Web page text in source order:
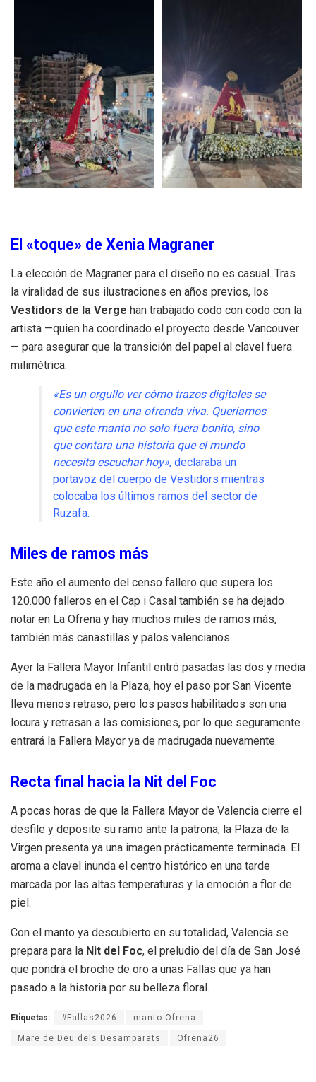
El «toque» de Xenia Magraner
La elección de Magraner para el diseño no es casual. Tras
la viralidad de sus ilustraciones en años previos, los
Vestidors de la Verge han trabajado codo con codo con la
artista —quien ha coordinado el proyecto desde Vancouver
— para asegurar que la transición del papel al clavel fuera
milimétrica.
«Es un orgullo ver cómo trazos digitales se
convierten en una ofrenda viva. Queríamos
que este manto no solo fuera bonito, sino
que contara una historia que el mundo
necesita escuchar hoy», declaraba un
portavoz del cuerpo de Vestidors mientras
colocaba los últimos ramos del sector de
Ruzafa.
Miles de ramos más
Este año el aumento del censo fallero que supera los
120.000 falleros en el Cap i Casal también se ha dejado
notar en La Ofrena y hay muchos miles de ramos más,
también más canastillas y palos valencianos.
Ayer la Fallera Mayor Infantil entró pasadas las dos y media
de la madrugada en la Plaza, hoy el paso por San Vicente
lleva menos retraso, pero los pasos habilitados son una
locura y retrasan a las comisiones, por lo que seguramente
entrará la Fallera Mayor ya de madrugada nuevamente.
Recta final hacia la Nit del Foc
A pocas horas de que la Fallera Mayor de Valencia cierre el
desfile y deposite su ramo ante la patrona, la Plaza de la
Virgen presenta ya una imagen prácticamente terminada. El
aroma a clavel inunda el centro histórico en una tarde
marcada por las altas temperaturas y la emoción a flor de
piel.
Con el manto ya descubierto en su totalidad, Valencia se
prepara para la Nit del Foc, el preludio del día de San José
que pondrá el broche de oro a unas Fallas que ya han
pasado a la historia por su belleza floral.
Etiquetas: #Fallas2026 manto Ofrena
Mare de Deu dels Desamparats Ofrena26